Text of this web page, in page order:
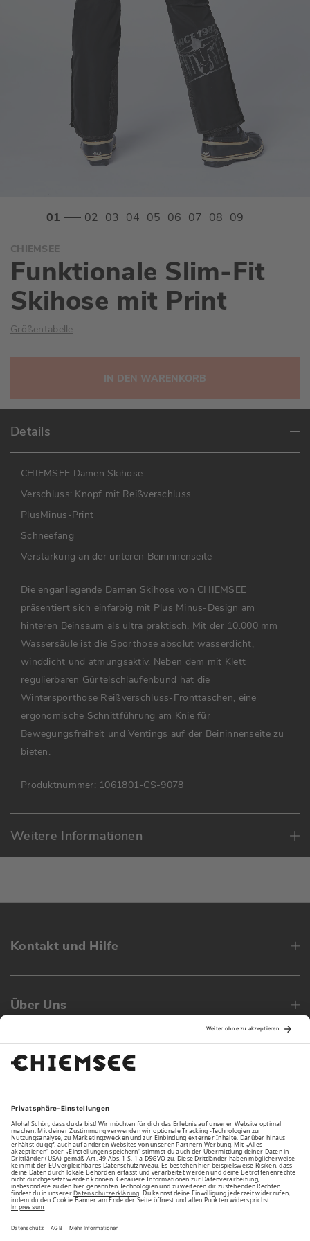
Anfang
der
Bildgalerie
springen
CHIEMSEE
Funktionale Slim-Fit
Skihose mit Print
Größentabelle
IN DEN WARENKORB
Details
CHIEMSEE Damen Skihose
Verschluss: Knopf mit Reißverschluss
PlusMinus-Print
Schneefang
Verstärkung an der unteren Beininnenseite
Die enganliegende Damen Skihose von CHIEMSEE
präsentiert sich einfarbig mit Plus Minus-Design am
hinteren Beinsaum als ultra praktisch. Mit der 10.000 mm
Wassersäule ist die Sporthose absolut wasserdicht,
winddicht und atmungsaktiv. Neben dem mit Klett
regulierbaren Gürtelschlaufenbund hat die
Wintersporthose Reißverschluss-Fronttaschen, eine
ergonomische Schnittführung am Knie für
Bewegungsfreiheit und Ventings auf der Beininnenseite zu
bieten.
Produktnummer: 1061801-CS-9078
Weitere Informationen
Kontakt und Hilfe
Über Uns
Family
Unsere Vorteile
Unsere Partner